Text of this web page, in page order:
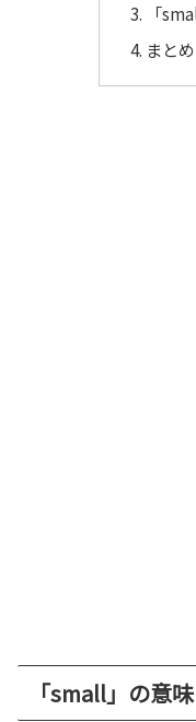
「
まとめ
「small」の意